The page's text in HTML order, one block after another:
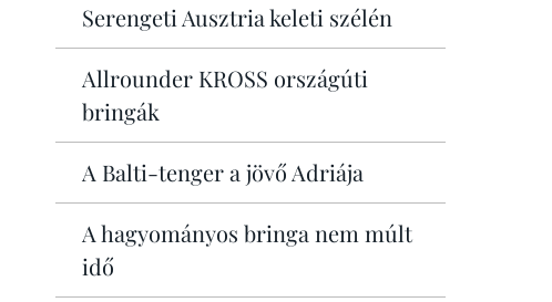
Serengeti Ausztria keleti szélén
Allrounder KROSS országúti
bringák
A Balti-tenger a jövő Adriája
A hagyományos bringa nem múlt
idő